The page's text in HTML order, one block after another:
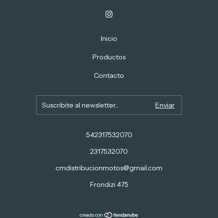
Inicio
Productos
Contacto
542317532070
2317532070
cmdistribucionmotos@gmail.com
Frondizi 475